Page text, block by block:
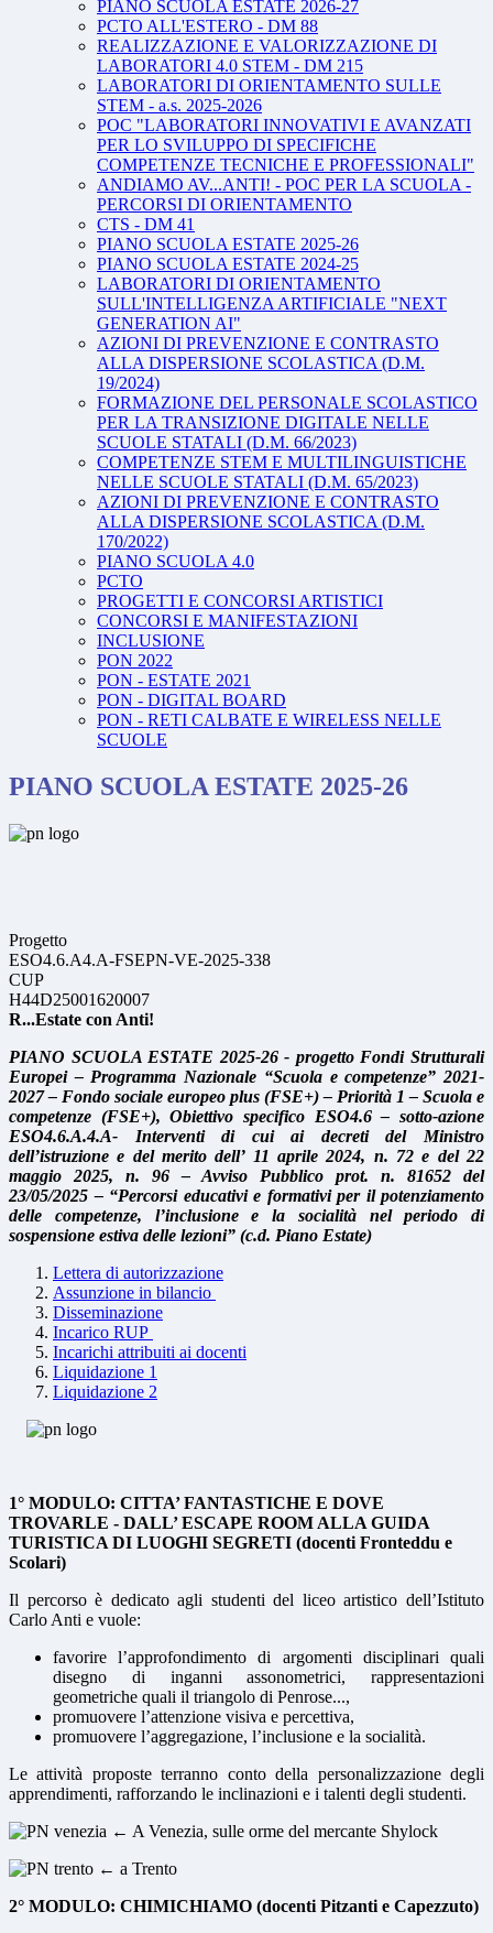
PIANO SCUOLA ESTATE 2026-27
PCTO ALL'ESTERO - DM 88
REALIZZAZIONE E VALORIZZAZIONE DI
LABORATORI 4.0 STEM - DM 215
LABORATORI DI ORIENTAMENTO SULLE
STEM - a.s. 2025-2026
POC "LABORATORI INNOVATIVI E AVANZATI
PER LO SVILUPPO DI SPECIFICHE
COMPETENZE TECNICHE E PROFESSIONALI"
ANDIAMO AV...ANTI! - POC PER LA SCUOLA -
PERCORSI DI ORIENTAMENTO
CTS - DM 41
PIANO SCUOLA ESTATE 2025-26
PIANO SCUOLA ESTATE 2024-25
LABORATORI DI ORIENTAMENTO
SULL'INTELLIGENZA ARTIFICIALE "NEXT
GENERATION AI"
AZIONI DI PREVENZIONE E CONTRASTO
ALLA DISPERSIONE SCOLASTICA (D.M.
19/2024)
FORMAZIONE DEL PERSONALE SCOLASTICO
PER LA TRANSIZIONE DIGITALE NELLE
SCUOLE STATALI (D.M. 66/2023)
COMPETENZE STEM E MULTILINGUISTICHE
NELLE SCUOLE STATALI (D.M. 65/2023)
AZIONI DI PREVENZIONE E CONTRASTO
ALLA DISPERSIONE SCOLASTICA (D.M.
170/2022)
PIANO SCUOLA 4.0
PCTO
PROGETTI E CONCORSI ARTISTICI
CONCORSI E MANIFESTAZIONI
INCLUSIONE
PON 2022
PON - ESTATE 2021
PON - DIGITAL BOARD
PON - RETI CALBATE E WIRELESS NELLE
SCUOLE
PIANO SCUOLA ESTATE 2025-26
Progetto
ESO4.6.A4.A-FSEPN-VE-2025-338
CUP
H44D25001620007
R...Estate con Anti!
PIANO SCUOLA ESTATE 2025-26 - progetto Fondi Strutturali
Europei– Programma Nazionale “Scuola e competenze”2021-
2027– Fondo sociale europeo plus (FSE+)– Priorità 1– Scuola e
competenze (FSE+), Obiettivo specifico ESO4.6–sotto-azione
ESO4.6.A.4.A- Interventi di cui ai decreti del Ministro
dell’istruzione e del merito dell’ 11 aprile 2024, n. 72 e del 22
maggio 2025, n. 96– Avviso Pubblico prot. n. 81652 del
23/05/2025– “Percorsi educativi e formativi per il potenziamento
delle competenze, l’inclusione e la socialità nel periodo di
sospensione estiva delle lezioni” (c.d. Piano Estate)
Lettera di autorizzazione
Assunzione in bilancio
Disseminazione
Incarico RUP
Incarichi attribuiti ai docenti
Liquidazione 1
Liquidazione 2
1° MODULO: CITTA’ FANTASTICHE E DOVE
TROVARLE - DALL’ ESCAPE ROOM ALLA GUIDA
TURISTICA DI LUOGHI SEGRETI (docenti Fronteddu e
Scolari)
Il percorso è dedicato agli studenti del liceo artistico dell’Istituto
Carlo Anti e vuole:
favorire l’approfondimento di argomenti disciplinari quali
disegno di inganni assonometrici, rappresentazioni
geometriche quali il triangolo di Penrose...,
promuovere l’attenzione visiva e percettiva,
promuovere l’aggregazione, l’inclusione e la socialità.
Le attività proposte terranno conto della personalizzazione degli
apprendimenti, rafforzando le inclinazioni e i talenti degli studenti.
← A Venezia, sulle orme del mercante Shylock
← a Trento
2° MODULO: CHIMICHIAMO (docenti Pitzanti e Capezzuto)